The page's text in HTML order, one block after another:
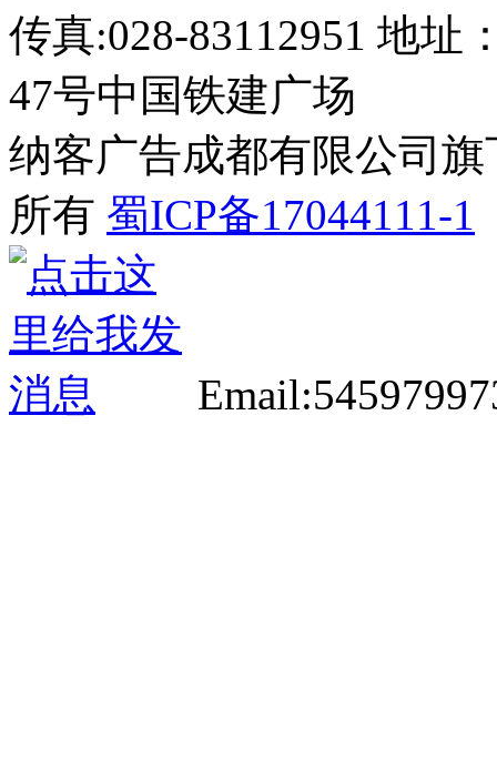
传真:028-83112951 地址
47号中国铁建广场
纳客广告成都有限公司旗
所有 蜀ICP备17044111-1